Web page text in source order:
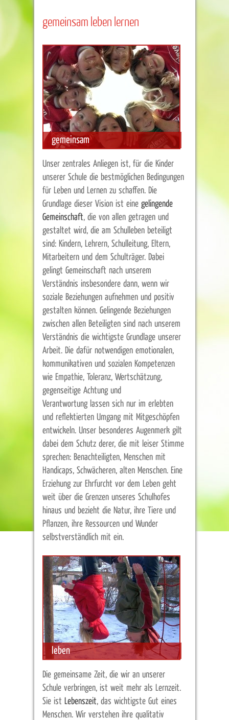
gemeinsam leben lernen
gemeinsam
Unser zentrales Anliegen ist, für die Kinder
unserer Schule die bestmöglichen Bedingungen
für Leben und Lernen zu schaffen. Die
Grundlage dieser Vision ist eine gelingende
Gemeinschaft, die von allen getragen und
gestaltet wird, die am Schulleben beteiligt
sind: Kindern, Lehrern, Schulleitung, Eltern,
Mitarbeitern und dem Schulträger. Dabei
gelingt Gemeinschaft nach unserem
Verständnis insbesondere dann, wenn wir
soziale Beziehungen aufnehmen und positiv
gestalten können. Gelingende Beziehungen
zwischen allen Beteiligten sind nach unserem
Verständnis die wichtigste Grundlage unserer
Arbeit. Die dafür notwendigen emotionalen,
kommunikativen und sozialen Kompetenzen
wie Empathie, Toleranz, Wertschätzung,
gegenseitige Achtung und
Verantwortung lassen sich nur im erlebten
und reflektierten Umgang mit Mitgeschöpfen
entwickeln. Unser besonderes Augenmerk gilt
dabei dem Schutz derer, die mit leiser Stimme
sprechen: Benachteiligten, Menschen mit
Handicaps, Schwächeren, alten Menschen. Eine
Erziehung zur Ehrfurcht vor dem Leben geht
weit über die Grenzen unseres Schulhofes
hinaus und bezieht die Natur, ihre Tiere und
Pflanzen, ihre Ressourcen und Wunder
selbstverständlich mit ein.
leben
Die gemeinsame Zeit, die wir an unserer
Schule verbringen, ist weit mehr als Lernzeit.
Sie ist Lebenszeit, das wichtigste Gut eines
Menschen. Wir verstehen ihre qualitativ